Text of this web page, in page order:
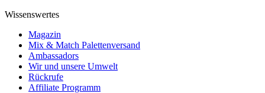
Wissenswertes
Magazin
Mix & Match Palettenversand
Ambassadors
Wir und unsere Umwelt
Rückrufe
Affiliate Programm